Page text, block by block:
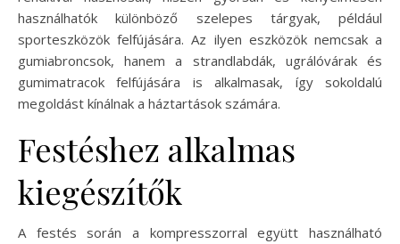
használhatók különböző szelepes tárgyak, például
sporteszközök felfújására. Az ilyen eszközök nemcsak a
gumiabroncsok, hanem a strandlabdák, ugrálóvárak és
gumimatracok felfújására is alkalmasak, így sokoldalú
megoldást kínálnak a háztartások számára.
Festéshez alkalmas
kiegészítők
A festés során a kompresszorral együtt használható